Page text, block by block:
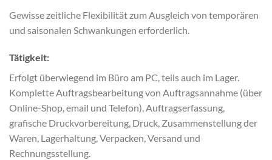
Gewisse zeitliche Flexibilität zum Ausgleich von temporären
und saisonalen Schwankungen erforderlich.
Tätigkeit:
Erfolgt überwiegend im Büro am PC, teils auch im Lager.
Komplette Auftragsbearbeitung von Auftragsannahme (über
Online-Shop, email und Telefon), Auftragserfassung,
grafische Druckvorbereitung, Druck, Zusammenstellung der
Waren, Lagerhaltung, Verpacken, Versand und
Rechnungsstellung.